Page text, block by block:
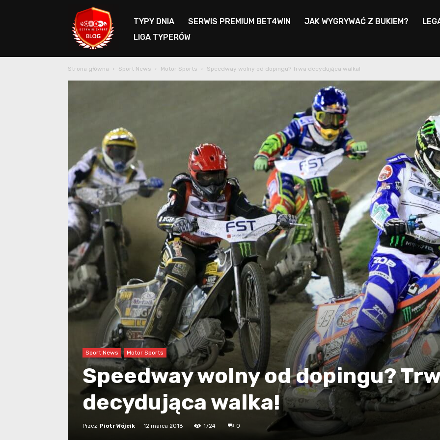
Blog
Bet4Win.expert
TYPY DNIA SERWIS PREMIUM BET4WIN JAK WYGRYWAĆ Z BUKIEM?
LIGA TYPERÓW
Strona główna Sport News Motor Sports Speedway wolny od dopingu? Trwa decydująca walka!
Sport News Motor Sports
Speedway wolny od dopingu?
decydująca walka!
Przez Piotr Wójcik - 12 marca 2018 1724 0